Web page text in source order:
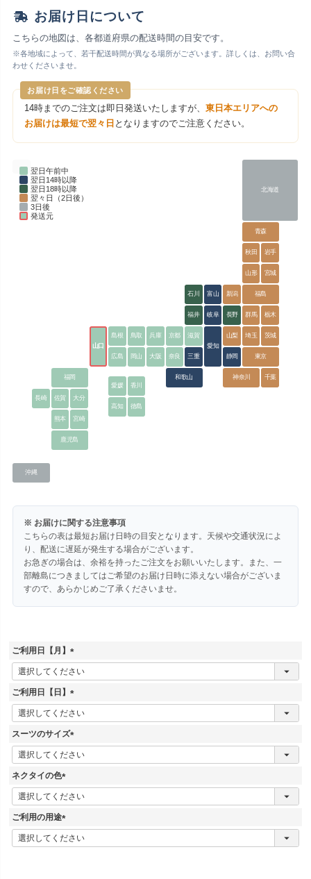
お届け日について
こちらの地図は、各都道府県の配送時間の目安です。
※各地域によって、若干配送時間が異なる場所がございます。詳しくは、お問い合
わせくださいませ。
お届け日をご確認ください
14時までのご注文は即日発送いたしますが、東日本エリアへの
お届けは最短で翌々日 となりますのでご注意ください。
翌日午前中
翌日14時以降
翌日18時以降
翌々日（2日後）
3日後
発送元
北海道
青森
秋田 岩手
山形 宮城
福島
新潟
群馬 栃木
埼玉 茨城
東京
神奈川 千葉
山梨
石川
福井 長野
富山
岐阜
愛知
静岡
三重
和歌山
山口
島根 鳥取
広島 岡山
兵庫 京都 滋賀
大阪 奈良
香川
愛媛
徳島
高知
福岡
佐賀 大分
熊本
長崎
宮崎
鹿児島
沖縄
※ お届けに関する注意事項
こちらの表は最短お届け日時の目安となります。天候や交通状況によ
り、配送に遅延が発生する場合がございます。
お急ぎの場合は、余裕を持ったご注文をお願いいたします。また、一
部離島につきましてはご希望のお届け日時に添えない場合がございま
すので、あらかじめご了承くださいませ。
ご利用日【月】
(
必
須
)
ご利用日【日】
(
必
須
)
スーツのサイズ
(
必
)
ネクタイの色
(
必
須
)
ご利用の用途
(
必